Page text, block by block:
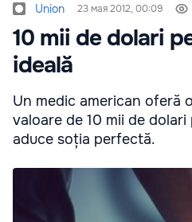
Union 23 мая 2012, 00:09
10 mii de dolari
ideală
Un medic american oferă
valoare de 10 mii de
aduce soția perfectă.